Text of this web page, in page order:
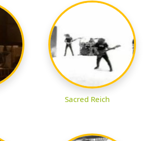
Sacred Reich